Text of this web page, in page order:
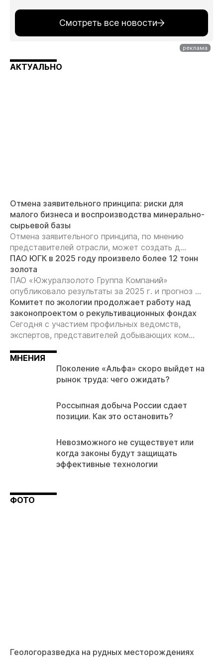
Смотреть все новости
АКТУАЛЬНО
Отмена заявительного принципа: риски для
малого бизнеса и воспроизводства минерально-
сырьевой базы
Отмена заявительного принципа, по мнению
представителей отрасли, может создать д...
ПАО ЮГК в 2025 году произвело более 12 тонн
золота
ПАО «Южуралзолото Группа Компаний»
опубликовало результаты за 2025 г. и прогноз ...
Комитет по экологии продолжает работу над
законопроектом о рекультивационных фондах
Сегодня с участием профильных ведомств,
экспертов, представителей добывающих ком...
МНЕНИЯ
Поколение «Альфа» скоро выйдет на
рынок труда: чего ожидать?
Россыпная добыча России сдает
позиции. Как это остановить?
Невозможного не существует или
когда законы будут защищать
эффективные технологии
ФОТО
Геологоразведка на рудных месторождениях